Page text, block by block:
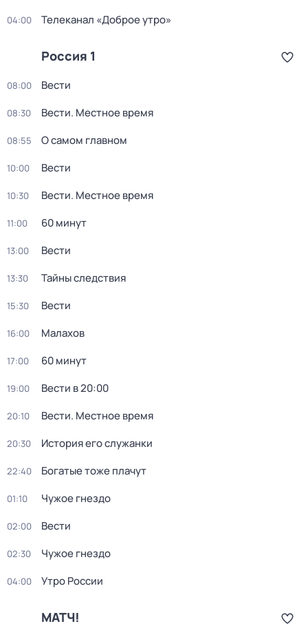
04:00 Телеканал «Доброе утро»
Россия 1
08:00 Вести
08:30 Вести. Местное время
08:55 О самом главном
10:00 Вести
10:30 Вести. Местное время
11:00 60 минут
13:00 Вести
13:30 Тайны следствия
15:30 Вести
16:00 Малахов
17:00 60 минут
19:00 Вести в 20:00
20:10 Вести. Местное время
20:30 История его служанки
22:40 Богатые тоже плачут
01:10 Чужое гнездо
02:00 Вести
02:30 Чужое гнездо
04:00 Утро России
МАТЧ!